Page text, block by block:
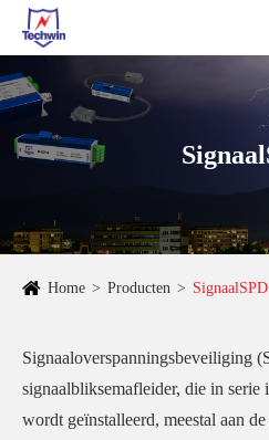
Home Producten SignaalSPD
Signaaloverspanningsbeveiliging
signaalbliksemafleider, die in serie
wordt geïnstalleerd, meestal aan